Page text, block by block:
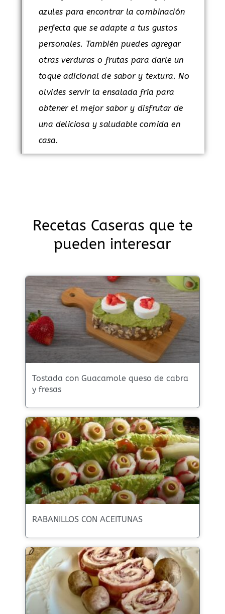
azules para encontrar la combinación
perfecta que se adapte a tus gustos
personales. También puedes agregar
otras verduras o frutas para darle un
toque adicional de sabor y textura. No
olvides servir la ensalada fría para
obtener el mejor sabor y disfrutar de
una deliciosa y saludable comida en
casa.
Recetas Caseras que te
pueden interesar
Tostada con Guacamole queso de cabra
y fresas
RABANILLOS CON ACEITUNAS